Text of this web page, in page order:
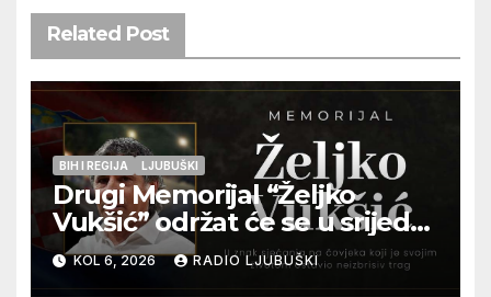
Related Post
BIH I REGIJA LJUBUŠKI
Drugi Memorijal “Željko
Vukšić” održat će se u srijedu
12. kolovoza u Otoku
KOL 6, 2026 RADIO LJUBUŠKI